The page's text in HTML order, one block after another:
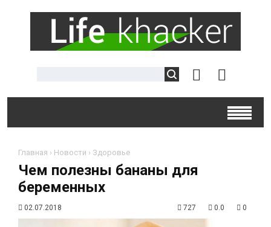
Главная › Новости › Здоровье
Чем полезны бананы для
беременных
02.07.2018 727 0.0 0